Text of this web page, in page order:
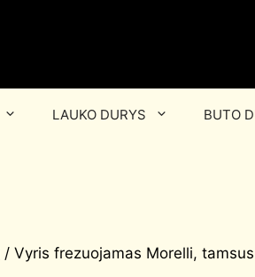
LAUKO DURYS BUTO
/ Vyris frezuojamas Morelli,